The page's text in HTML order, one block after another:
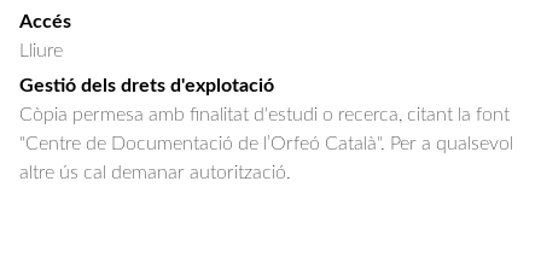
Accés
Lliure
Gestió dels drets d'explotació
Còpia permesa amb finalitat d'estudi o recerca, citant la font
"Centre de Documentació de l’Orfeó Català". Per a qualsevol
altre ús cal demanar autorització.